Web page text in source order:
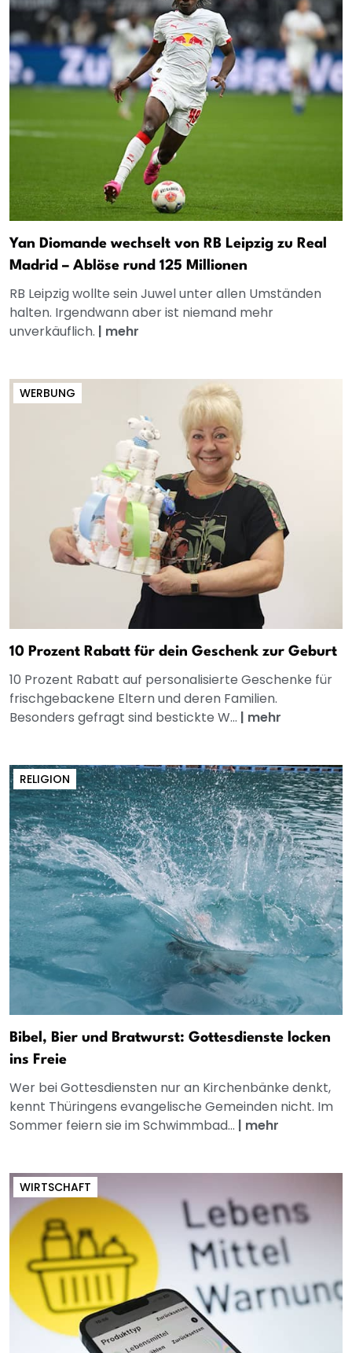
Yan Diomande wechselt von RB Leipzig zu Real
Madrid – Ablöse rund 125 Millionen
RB Leipzig wollte sein Juwel unter allen Umständen
halten. Irgendwann aber ist niemand mehr
unverkäuflich. | mehr
WERBUNG
10 Prozent Rabatt für dein Geschenk zur Geburt
10 Prozent Rabatt auf personalisierte Geschenke für
frischgebackene Eltern und deren Familien.
Besonders gefragt sind bestickte W... | mehr
RELIGION
Bibel, Bier und Bratwurst: Gottesdienste locken
ins Freie
Wer bei Gottesdiensten nur an Kirchenbänke denkt,
kennt Thüringens evangelische Gemeinden nicht. Im
Sommer feiern sie im Schwimmbad... | mehr
WIRTSCHAFT